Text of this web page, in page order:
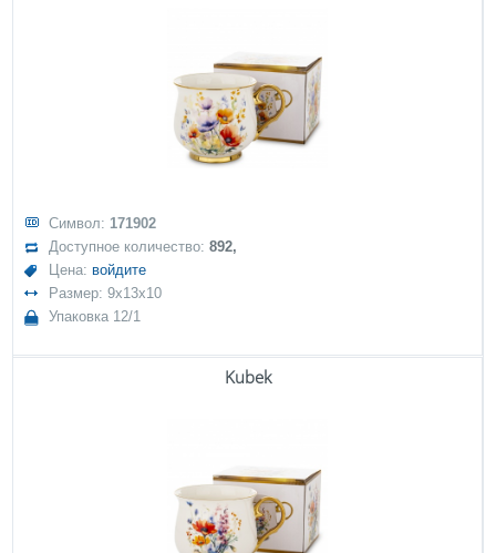
Символ: 171902
Доступное количество:892,
Цена: войдите
Размер: 9x13x10
Упаковка 12/1
Kubek